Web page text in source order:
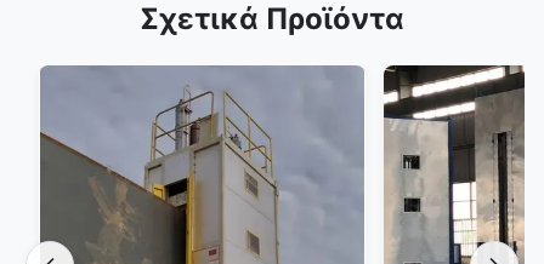
Σχετικά Προϊόντα